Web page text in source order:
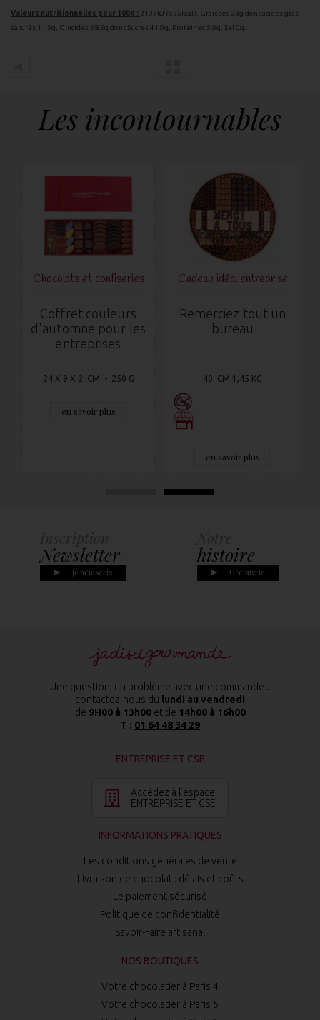
Valeurs nutritionnelles pour 100g : 2197kJ (525kcal), Graisses 23g dont acides gras
saturés 11.5g, Glucides 68.6g dont Sucres 41.9g, Protéines 5.9g, Sel 0g.
Les incontournables
Chocolats et confiseries
Coffret couleurs
d'automne pour les
entreprises
24 X 9 X 2 CM - 250 G
en savoir plus
Cadeau idéal entreprise
Remerciez tout un
bureau
40 CM 1,45 KG
en savoir plus
Newsletter
Je m'inscris
histoire
Découvrir
Une question, un problème avec une commande...
contactez-nous du lundi au vendredi
de 9H00 à 13h00et de 14h00 à 16h00
T : 01 64 48 34 29
ENTREPRISE ET CSE
Accédez à l’espace
ENTREPRISE ET CSE
INFORMATIONS PRATIQUES
Les conditions générales de vente
Livraison de chocolat : délais et coûts
Le paiement sécurisé
Politique de confidentialité
Savoir-Faire artisanal
NOS BOUTIQUES
Votre chocolatier à Paris 4
Votre chocolatier à Paris 5